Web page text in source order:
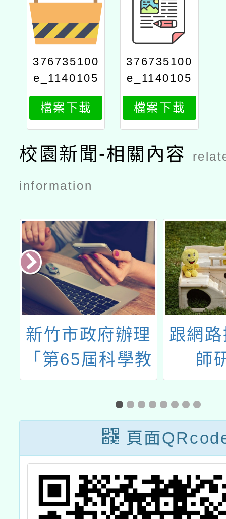
376735100
e_1140105
702_attach
2
檔案下載
376735100
e_1140105
702_attach
1
檔案下載
校園新聞-相關內容
information
新竹市政府辦理
「第65屆科學教
育博覽會」設攤
跟網
師
頁面